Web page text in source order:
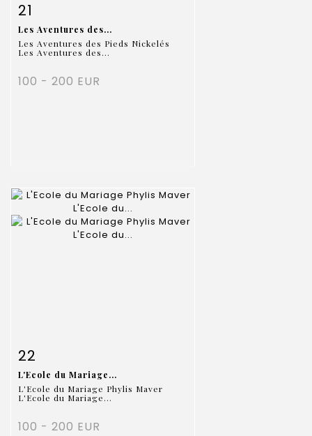
21
Les Aventures des...
Les Aventures des Pieds Nickelés
Les Aventures des...
100 - 200 EUR
Item detail
22
L'Ecole du Mariage...
L'Ecole du Mariage Phylis Maver
L'Ecole du Mariage...
100 - 200 EUR